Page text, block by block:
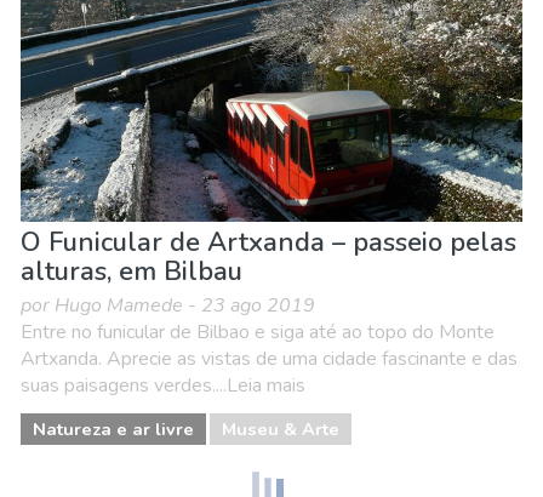
O Funicular de Artxanda – passeio pelas
alturas, em Bilbau
por Hugo Mamede - 23 ago 2019
Entre no funicular de Bilbao e siga até ao topo do Monte
Artxanda. Aprecie as vistas de uma cidade fascinante e das
suas paisagens verdes....Leia mais
Natureza e ar livre Museu & Arte